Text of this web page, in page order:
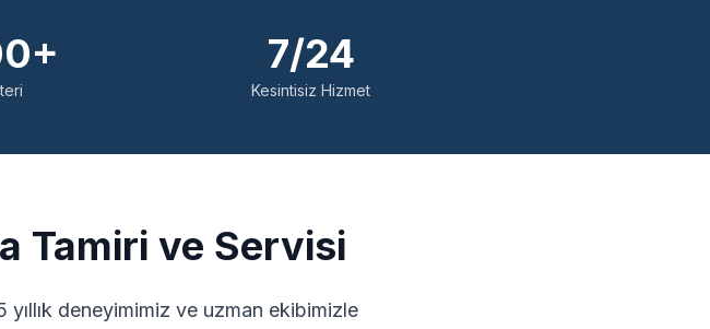
7/24
Kesintisiz Hizmet
Tamiri ve Servisi
deneyimimiz ve uzman ekibimizle